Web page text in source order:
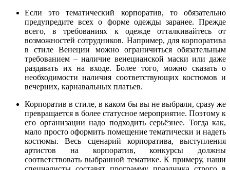
Если это тематический корпоратив, то обязательно
предупредите всех о форме одежды заранее. Прежде
всего, в требованиях к одежде отталкивайтесь от
возможностей сотрудников. Например, для корпоратива
в стиле Венеции можно ограничиться обязательным
требованием – наличие венецианской маски или даже
раздавать их на входе. Более того, можно сказать о
необходимости наличия соответствующих костюмов и
вечерних, карнавальных платьев.
Корпоратив в стиле, в каком бы вы не выбрали, сразу же
превращается в более статусное мероприятие. Поэтому к
его организации надо подходить серьёзнее. Тогда как,
мало просто оформить помещение тематически и надеть
костюмы. Весь сценарий корпоратива, выступления
артистов на корпоратив, конкурсы должны
соответствовать выбранной тематике. К примеру, наши